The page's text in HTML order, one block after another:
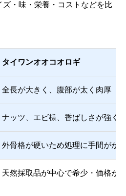
・味・栄養・コストなどを比
タイワンオオコオロギ
全長が大きく、腹部が太く肉厚
ナッツ、エビ様、香ばしさが強く
外骨格が硬いため処理に手間がか
天然採取品が中心で希少・価格が